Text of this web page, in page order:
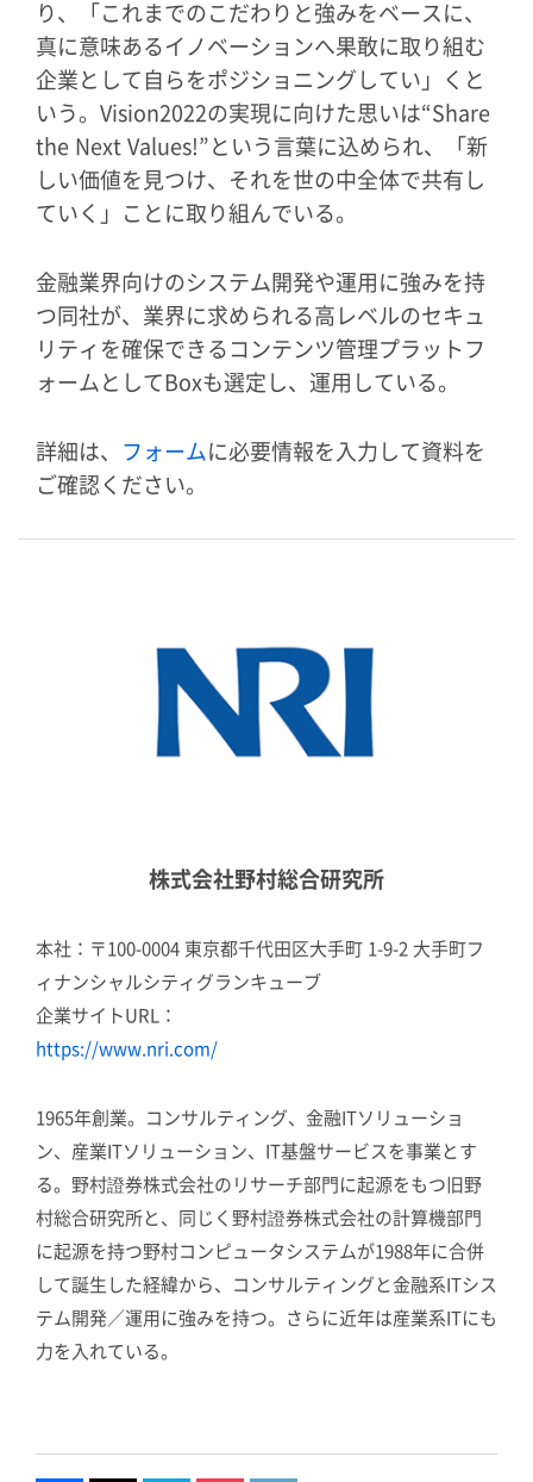
り、「これまでのこだわりと強みをベースに、
真に意味あるイノベーションへ果敢に取り組む
企業として自らをポジショニングしてい」くと
いう。Vision2022の実現に向けた思いは“Share
the Next Values!”という言葉に込められ、「新
しい価値を見つけ、それを世の中全体で共有し
ていく」ことに取り組んでいる。
金融業界向けのシステム開発や運用に強みを持
つ同社が、業界に求められる高レベルのセキュ
リティを確保できるコンテンツ管理プラットフ
ォームとしてBoxも選定し、運用している。
詳細は、 フォームに必要情報を入力して資料を
ご確認ください。
株式会社野村総合研究所
本社：〒100-0004 東京都千代田区大手町 1-9-2 大手町フ
ィナンシャルシティグランキューブ
企業サイトURL：
https://www.nri.com/
1965年創業。コンサルティング、金融ITソリューショ
ン、産業ITソリューション、IT基盤サービスを事業とす
る。野村證券株式会社のリサーチ部門に起源をもつ旧野
村総合研究所と、同じく野村證券株式会社の計算機部門
に起源を持つ野村コンピュータシステムが1988年に合併
して誕生した経緯から、コンサルティングと金融系ITシス
テム開発／運用に強みを持つ。さらに近年は産業系ITにも
力を入れている。